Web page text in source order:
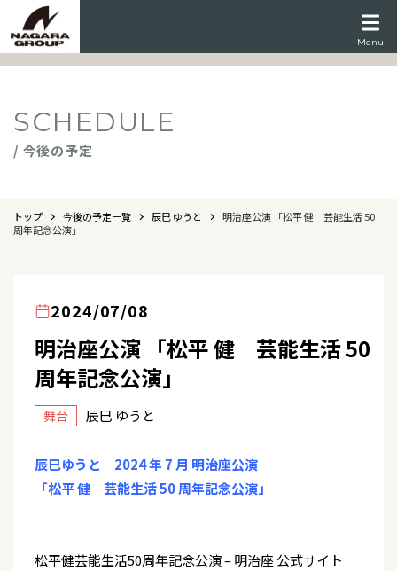
Menu
SCHEDULE
/ 今後の予定
トップ 今後の予定一覧 辰巳 ゆうと
明治座公演 「松平 健 芸能生活 50
周年記念公演」
2024/07/08
明治座公演 「松平 健 芸能生活 50
周年記念公演」
舞台 辰巳 ゆうと
辰巳ゆうと 2024 年 7 月 明治座公演
「松平 健 芸能生活 50 周年記念公演」
松平健芸能生活50周年記念公演 – 明治座 公式サイト